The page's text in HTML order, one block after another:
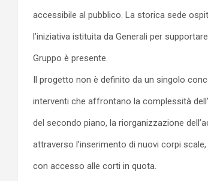
accessibile al pubblico. La storica sede
l’iniziativa istituita da Generali per
Gruppo è presente.
Il progetto non è definito da un singolo
interventi che affrontano la complessità
del secondo piano, la riorganizzazione
attraverso l’inserimento di nuovi corpi
con accesso alle corti in quota.